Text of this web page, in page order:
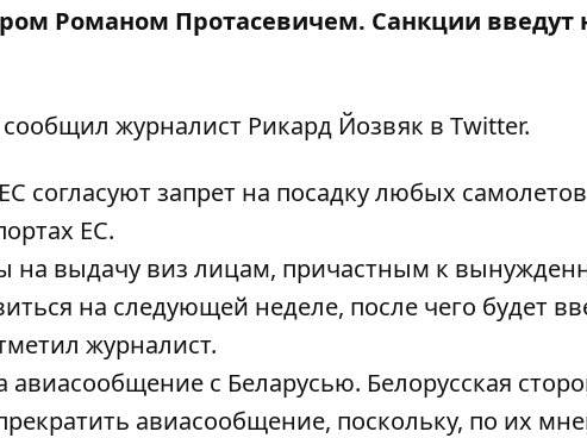
Романом Протасевичем. Санкции введут
сообщил журналист Рикард Йозвяк в Twitter.
согласуют запрет на посадку любых самолетов
ЕС.
на выдачу виз лицам, причастным к
на следующей неделе, после чего будет
журналист.
авиасообщение с Беларусью. Белорусская
авиасообщение, поскольку, по их